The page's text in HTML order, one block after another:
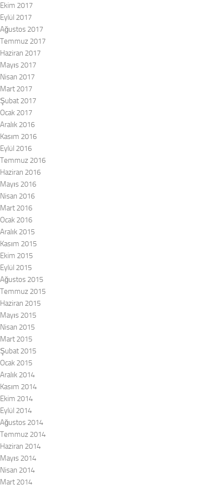
Ekim 2017
Eylül 2017
Ağustos 2017
Temmuz 2017
Haziran 2017
Mayıs 2017
Nisan 2017
Mart 2017
Şubat 2017
Ocak 2017
Aralık 2016
Kasım 2016
Eylül 2016
Temmuz 2016
Haziran 2016
Mayıs 2016
Nisan 2016
Mart 2016
Ocak 2016
Aralık 2015
Kasım 2015
Ekim 2015
Eylül 2015
Ağustos 2015
Temmuz 2015
Haziran 2015
Mayıs 2015
Nisan 2015
Mart 2015
Şubat 2015
Ocak 2015
Aralık 2014
Kasım 2014
Ekim 2014
Eylül 2014
Ağustos 2014
Temmuz 2014
Haziran 2014
Mayıs 2014
Nisan 2014
Mart 2014